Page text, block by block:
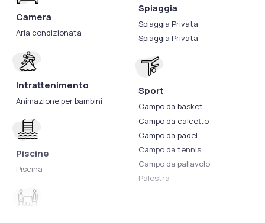
Camera
Aria condizionata
Intrattenimento
Animazione per bambini
Piscine
Piscina
Spiaggia
Spiaggia Privata
Spiaggia Privata
Sport
Campo da basket
Campo da calcetto
Campo da padel
Campo da tennis
Campo da pallavolo
Palestra